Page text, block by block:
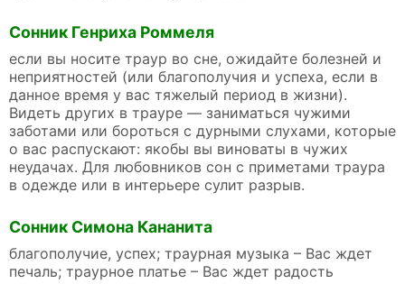
Сонник Генриха Роммеля
если вы носите траур во сне, ожидайте болезней и
неприятностей (или благополучия и успеха, если в
данное время у вас тяжелый период в жизни).
Видеть других в трауре — заниматься чужими
заботами или бороться с дурными слухами, которые
о вас распускают: якобы вы виноваты в чужих
неудачах. Для любовников сон с приметами траура
в одежде или в интерьере сулит разрыв.
Сонник Симона Кананита
благополучие, успех; траурная музыка – Вас ждет
печаль; траурное платье – Вас ждет радость